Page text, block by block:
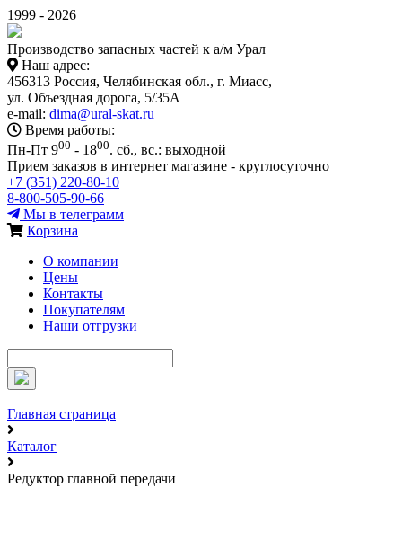
1999 - 2026
Производство запасных частей к а/м Урал
Наш адрес:
456313 Россия, Челябинская обл., г. Миасс,
ул. Объездная дорога, 5/35А
e-mail: dima@ural-skat.ru
Время работы:
Пн-Пт 900 - 1800. сб., вс.: выходной
Прием заказов в интернет магазине - круглосуточно
+7 (351) 220-80-10
8-800-505-90-66
Мы в телеграмм
Корзина
О компании
Цены
Контакты
Покупателям
Наши отгрузки
Главная страница
Каталог
Редуктор главной передачи